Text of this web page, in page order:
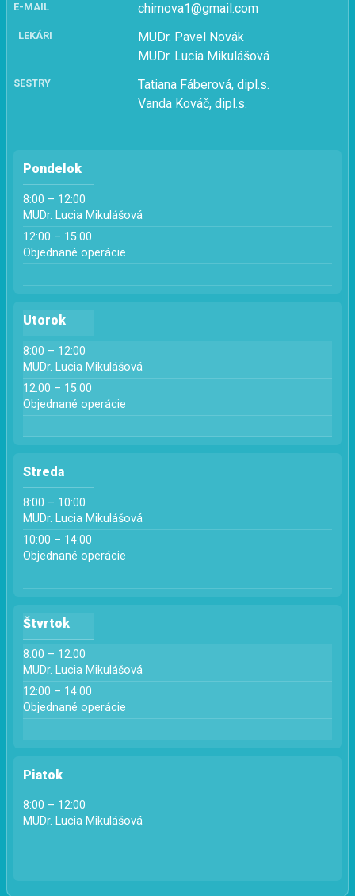
E-MAIL chirnova1@gmail.com
LEKÁRI
MUDr. Pavel Novák
MUDr. Lucia Mikulášová
SESTRY
Tatiana Fáberová, dipl.s.
Vanda Kováč, dipl.s.
Pondelok
8:00 – 12:00
MUDr. Lucia Mikulášová
12:00 – 15:00
Objednané operácie
Utorok
8:00 – 12:00
MUDr. Lucia Mikulášová
12:00 – 15:00
Objednané operácie
Streda
8:00 – 10:00
MUDr. Lucia Mikulášová
10:00 – 14:00
Objednané operácie
Štvrtok
8:00 – 12:00
MUDr. Lucia Mikulášová
12:00 – 14:00
Objednané operácie
Piatok
8:00 – 12:00
MUDr. Lucia Mikulášová